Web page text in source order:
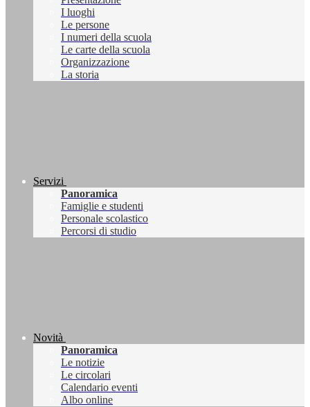
I luoghi
Le persone
I numeri della scuola
Le carte della scuola
Organizzazione
La storia
Servizi
Panoramica
Famiglie e studenti
Personale scolastico
Percorsi di studio
Novità
Panoramica
Le notizie
Le circolari
Calendario eventi
Albo online